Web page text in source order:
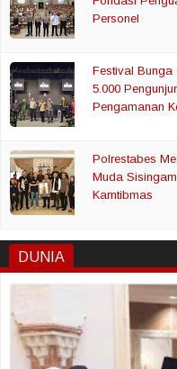
Personel
Festival Bunga
5.000
Pengamanan
Polrestabes
Muda
Kamtibmas
DUNIA